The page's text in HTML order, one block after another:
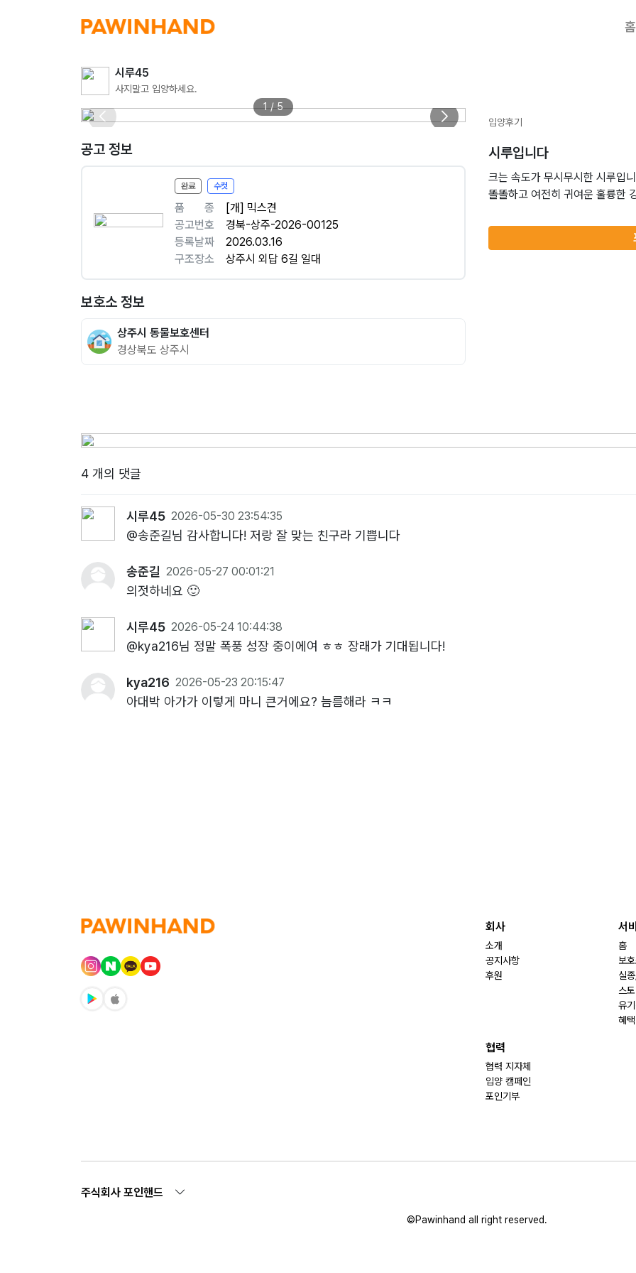
홈
시루45
사지말고 입양하세요.
1 / 5
공고 정보
완료 수컷
품ㅤㅤ종
[개] 믹스견
공고번호
경북-상주-2026-00125
등록날짜
2026.03.16
구조장소
상주시 외답 6길 일대
보호소 정보
상주시 동물보호센터
경상북도 상주시
입양후기
시루입니다
크는 속도가 무시무시한 시루입
4 개의 댓글
시루45 2026-05-30 23:54:35
@송준길님 감사합니다! 저랑 잘 맞는 친구라 기쁩니다
송준길 2026-05-27 00:01:21
의젓하네요 🙂
시루45 2026-05-24 10:44:38
@kya216님 정말 폭풍 성장 중이에여 ㅎㅎ 장래가 기대됩니다!
kya216 2026-05-23 20:15:47
아대박 아가가 이렇게 마니 큰거에요? 늠름해라 ㅋㅋ
회사
소개
공지사항
후원
서
홈
보
실
스토
유
혜택
협력
협력 지자체
입양 캠페인
포인기부
주식회사 포인핸드
©Pawinhand all right reserved.